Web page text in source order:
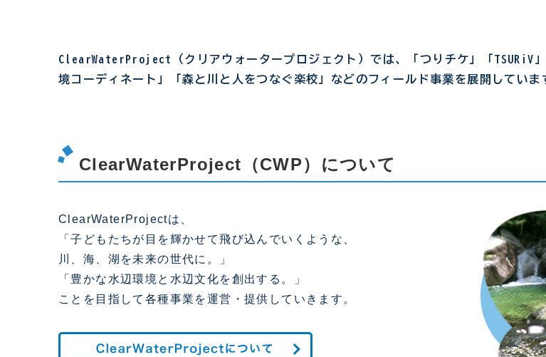
ClearWaterProject（クリアウォータープロジェクト）では、「つりチケ」「TSURiV
境コーディネート」「森と川と人をつなぐ楽校」などのフィールド事業を展開していま
ClearWaterProject（CWP）について
ClearWaterProjectは、
「子どもたちが目を輝かせて飛び込んでいくような、
川、海、湖を未来の世代に。」
「豊かな水辺環境と水辺文化を創出する。」
ことを目指して各種事業を運営・提供していきます。